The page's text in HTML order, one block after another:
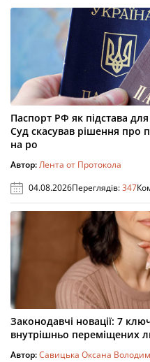
Паспорт РФ як підстава
Суд скасував рішення про
на ро
Автор:Лента от Протокола
04.08.2026Переглядів:347
Законодавчі новації: 7
внутрішньо переміщених
Автор:Савицька Оксана